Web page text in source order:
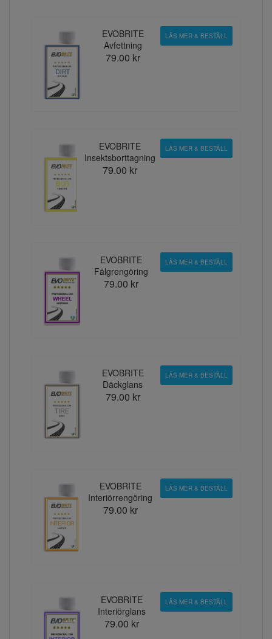
EVOBRITE
Avfettning
79.00 kr
LÄS MER & BESTÄLL
EVOBRITE
Insektsborttagning
79.00 kr
LÄS MER & BESTÄLL
EVOBRITE
Fälgrengöring
79.00 kr
LÄS MER & BESTÄLL
EVOBRITE
Däckglans
79.00 kr
LÄS MER & BESTÄLL
EVOBRITE
Interiörrengöring
79.00 kr
LÄS MER & BESTÄLL
EVOBRITE
Interiörglans
79.00 kr
LÄS MER & BESTÄLL